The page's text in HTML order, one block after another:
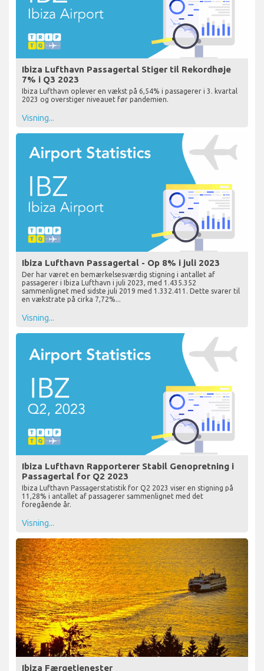
Ibiza Lufthavn Passagertal Stiger til Rekordhøje
7% i Q3 2023
Ibiza Lufthavn oplever en vækst på 6,54% i passagerer i 3. kvartal
2023 og overstiger niveauet før pandemien.
Visning...
Ibiza Lufthavn Passagertal - Op 8% i juli 2023
Der har været en bemærkelsesværdig stigning i antallet af
passagerer i Ibiza Lufthavn i juli 2023, med 1.435.352
sammenlignet med sidste juli 2019 med 1.332.411. Dette svarer til
en vækstrate på cirka 7,72%...
Visning...
Ibiza Lufthavn Rapporterer Stabil Genopretning i
Passagertal for Q2 2023
Ibiza Lufthavn Passagerstatistik for Q2 2023 viser en stigning på
11,28% i antallet af passagerer sammenlignet med det
foregående år.
Visning...
Ibiza Færgetjenester